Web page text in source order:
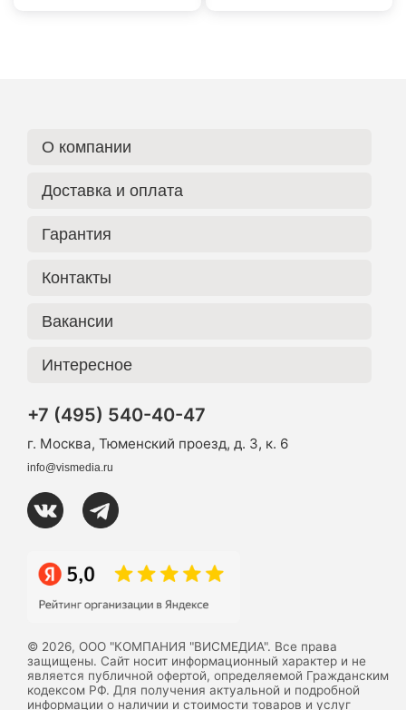
О компании
Доставка и оплата
Гарантия
Контакты
Вакансии
Интересное
+7 (495) 540-40-47
г. Москва, Тюменский проезд, д. 3, к. 6
info@vismedia.ru
© 2026, ООО "КОМПАНИЯ "ВИСМЕДИА". Все права
защищены. Сайт носит информационный характер и не
является публичной офертой, определяемой Гражданским
кодексом РФ. Для получения актуальной и подробной
информации о наличии и стоимости товаров и услуг